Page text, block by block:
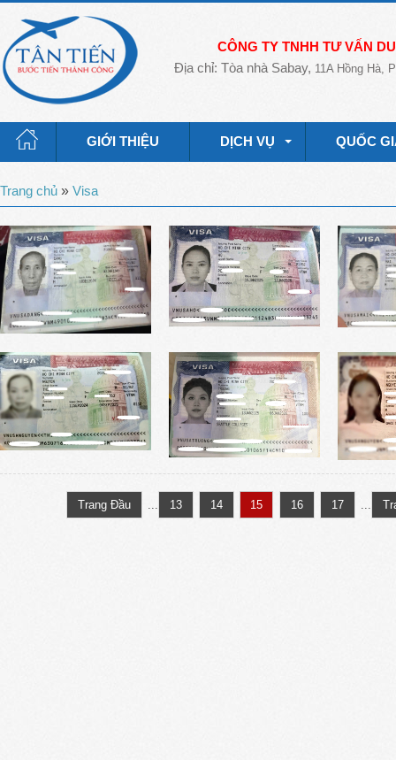
CÔNG TY TNHH TƯ VẤN
Địa chỉ: Tòa nhà Sabay, 11A Hồng Hà,
GIỚI THIỆU DỊCH VỤ QUỐC
Trang chủ » Visa
Trang Đầu ... 13 14 15 16 17 ...